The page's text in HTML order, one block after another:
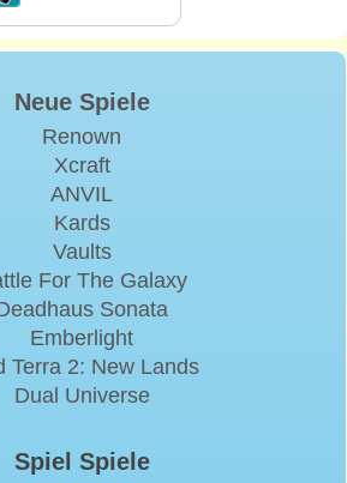
Neue Spiele
Renown
Xcraft
ANVIL
Kards
Vaults
For The Galaxy
Sonata
Emberlight
Terra 2: New Lands
Dual Universe
Spiel Spiele